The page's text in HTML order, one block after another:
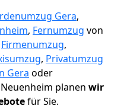
Gera,
, Fernumzug von
Firmenumzug,
, Privatumzug
Gera oder
planen wir
für Sie.